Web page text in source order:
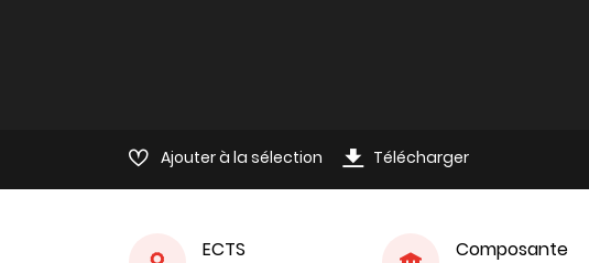
Ajouter à la sélection Télécharger
ECTS Composante